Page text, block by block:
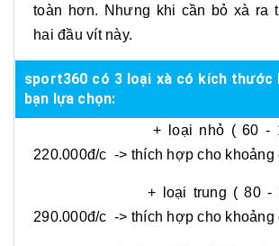
toàn hơn. Nhưng khi cần bỏ xà ra
hai đầu vít này.
sport360 có 3 loại xà có kích thước
bạn lựa chọn:
+ loại nhỏ ( 60 - 100
220.000đ/c -> thích hợp cho khoảng
+ loại trung ( 80 -
290.000đ/c -> thích hợp cho khoảng